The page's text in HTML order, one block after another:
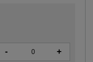
- +